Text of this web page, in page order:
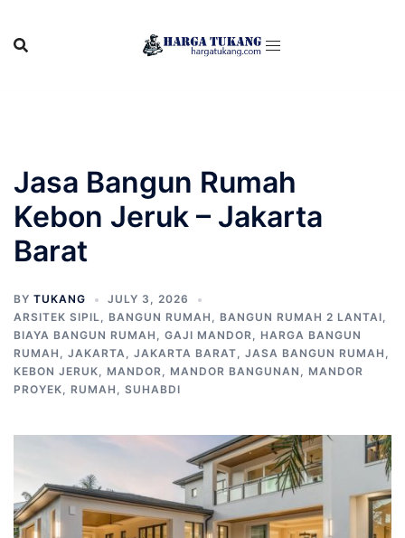
content
Jasa Bangun Rumah
Kebon Jeruk – Jakarta
Barat
BY TUKANG
JULY 3, 2026
ARSITEK SIPIL, BANGUN RUMAH , BANGUN RUMAH 2 LANTAI,
BIAYA BANGUN RUMAH , GAJI MANDOR, HARGA BANGUN
RUMAH , JAKARTA, JAKARTA BARAT, JASA BANGUN RUMAH ,
KEBON JERUK, MANDOR, MANDOR BANGUNAN , MANDOR
PROYEK, RUMAH , SUHABDI